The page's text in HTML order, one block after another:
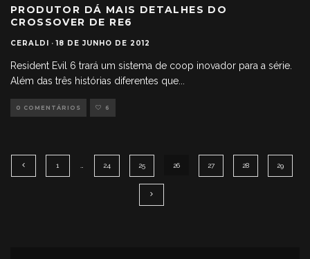
PRODUTOR DÁ MAIS DETALHES DO
CROSSOVER DE RE6
CERALDI · 18 DE JUNHO DE 2012
Resident Evil 6 trará um sistema de coop inovador para a série.
Além das três histórias diferentes que...
0 COMENTÁRIOS 6
1 … 24 25 26 27 28 29